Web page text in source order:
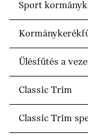
Sport
Ülésfűtés a
Classic Trim
Classic Trim